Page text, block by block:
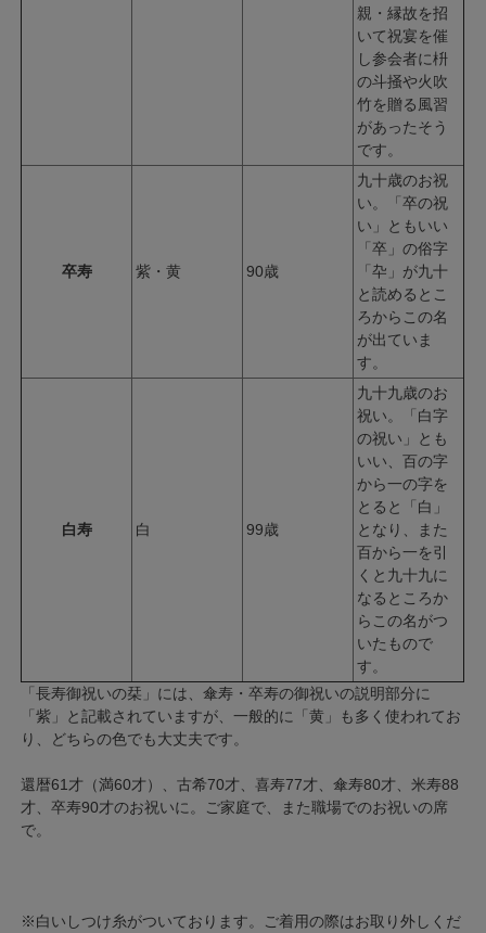
親・縁故を招
いて祝宴を催
し参会者に枡
の斗掻や火吹
竹を贈る風習
があったそう
です。
卒寿 紫・黄 90歳
九十歳のお祝
い。「卒の祝
い」ともいい
「卒」の俗字
「卆」が九十
と読めるとこ
ろからこの名
が出ていま
す。
白寿 白 99歳
九十九歳のお
祝い。「白字
の祝い」とも
いい、百の字
から一の字を
とると「白」
となり、また
百から一を引
くと九十九に
なるところか
らこの名がつ
いたもので
す。
「長寿御祝いの栞」には、傘寿・卒寿の御祝いの説明部分に
「紫」と記載されていますが、一般的に「黄」も多く使われてお
り、どちらの色でも大丈夫です。
還暦61才（満60才）、古希70才、喜寿77才、傘寿80才、米寿88
才、卒寿90才のお祝いに。ご家庭で、また職場でのお祝いの席
で。
※白いしつけ糸がついております。ご着用の際はお取り外しくだ